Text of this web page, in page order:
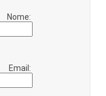
Nome:
Email: